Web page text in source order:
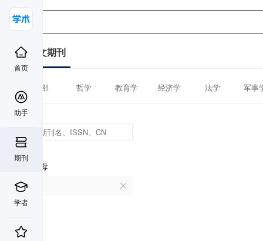
首页
助手
期刊
学者
中文期刊
全部 哲学 教育学 经济学 法学 军事
首字母
C